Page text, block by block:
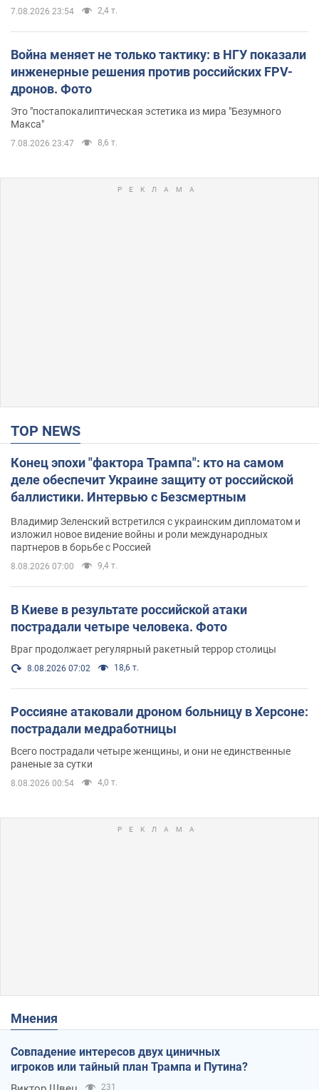
7.08.2026 23:54 2,4 т.
Война меняет не только тактику: в НГУ показали
инженерные решения против российских FPV-
дронов. Фото
Это "постапокалиптическая эстетика из мира "Безумного
Макса"
7.08.2026 23:47 8,6 т.
TOP NEWS
Конец эпохи "фактора Трампа": кто на самом
деле обеспечит Украине защиту от российской
баллистики. Интервью с Безсмертным
Владимир Зеленский встретился с украинским дипломатом и
изложил новое видение войны и роли международных
партнеров в борьбе с Россией
8.08.2026 07:00 9,4 т.
В Киеве в результате российской атаки
пострадали четыре человека. Фото
Враг продолжает регулярный ракетный террор столицы
8.08.2026 07:02 18,6 т.
Россияне атаковали дроном больницу в Херсоне:
пострадали медработницы
Всего пострадали четыре женщины, и они не единственные
раненые за сутки
8.08.2026 00:54 4,0 т.
Мнения
Совпадение интересов двух циничных
игроков или тайный план Трампа и Путина?
231